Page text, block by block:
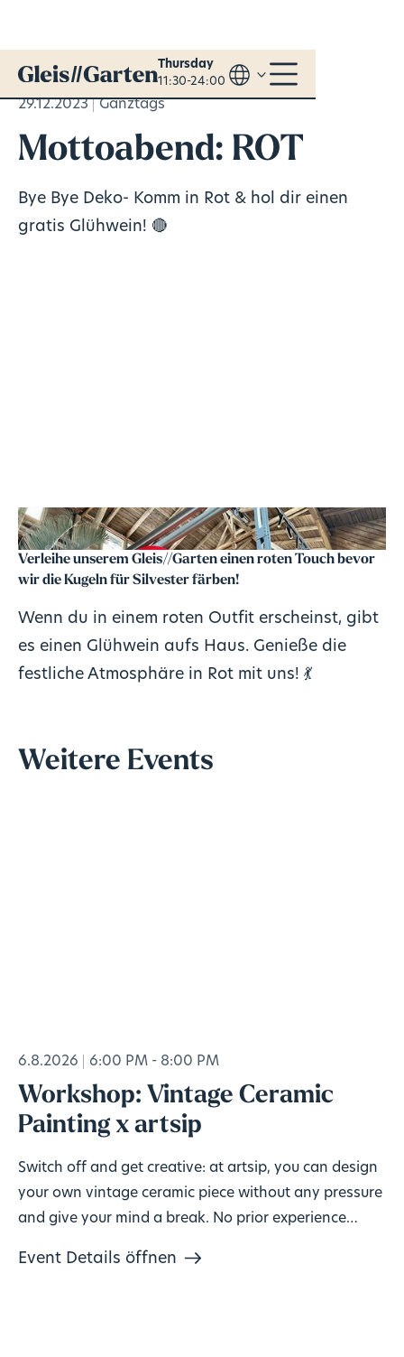
Thursday
11:30-24:00
29.12.2023 Ganztags
Mottoabend: ROT
Bye Bye Deko- Komm in Rot & hol dir einen
gratis Glühwein! 🔴
Verleihe unserem Gleis//Garten einen roten Touch bevor
wir die Kugeln für Silvester färben!
Wenn du in einem roten Outfit erscheinst, gibt
es einen Glühwein aufs Haus. Genieße die
festliche Atmosphäre in Rot mit uns! 💃
Weitere Events
6.8.2026 6:00 PM - 8:00 PM
Workshop: Vintage Ceramic
Painting x artsip
Switch off and get creative: at artsip, you can design
your own vintage ceramic piece without any pressure
and give your mind a break. No prior experience
Event Details öffnen